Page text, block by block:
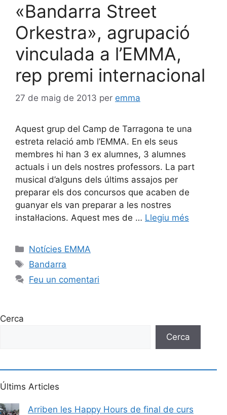
«Bandarra Street
Orkestra», agrupació
vinculada a l’EMMA,
rep premi internacional
27 de maig de 2013 per emma
Aquest grup del Camp de Tarragona te una
estreta relació amb l’EMMA. En els seus
membres hi han 3 ex alumnes, 3 alumnes
actuals i un dels nostres professors. La part
musical d’alguns dels últims assajos per
preparar els dos concursos que acaben de
guanyar els van preparar a les nostres
instal·lacions. Aquest mes de … Llegiu més
Notícies EMMA
Bandarra
Feu un comentari
Cerca
Cerca
Últims Articles
Arriben les Happy Hours de final de curs